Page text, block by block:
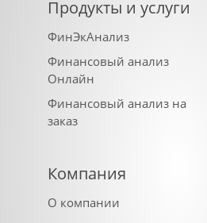
Продукты и услуги
ФинЭкАнализ
Финансовый анализ
Онлайн
Финансовый анализ на
заказ
Компания
О компании